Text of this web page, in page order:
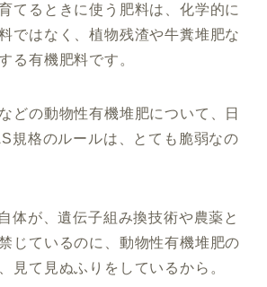
てるときに使う肥料は、化学的に
ではなく、植物残渣や牛糞堆肥な
る有機肥料です。
どの動物性有機堆肥について、日
規格のルールは、とても脆弱なの
体が、遺伝子組み換技術や農薬と
じているのに、動物性有機堆肥の
見て見ぬふりをしているから。